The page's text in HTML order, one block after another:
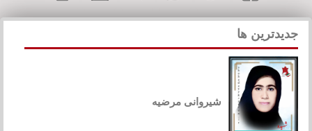
جدیدترین ها
شیروانی مرضیه